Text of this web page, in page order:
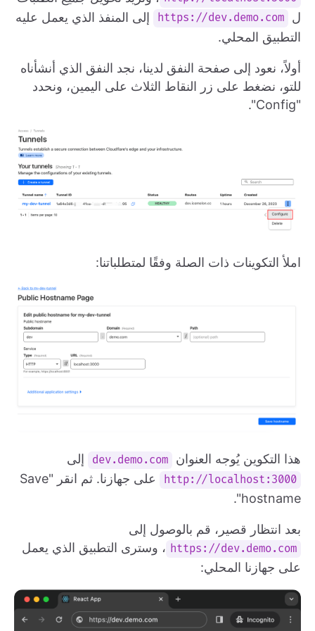
ل
https://dev.demo.com
إلى المنفذ الذي يعمل عليه
التطبيق المحلي.
أولاً، نعود إلى صفحة النفق لدينا، نجد النفق الذي أنشأناه
للتو، نضغط على زر النقاط الثلاث على اليمين، ونحدد
"Config".
املأ التكوينات ذات الصلة وفقًا لمتطلباتنا:
هذا التكوين يُوجه العنوان dev.demo.com إلى
http://localhost:3000
على جهازنا. ثم انقر "Save
hostname".
بعد انتظار قصير، قم بالوصول إلى
https://dev.demo.com ، وسترى التطبيق الذي يعمل
على جهازنا المحلي: